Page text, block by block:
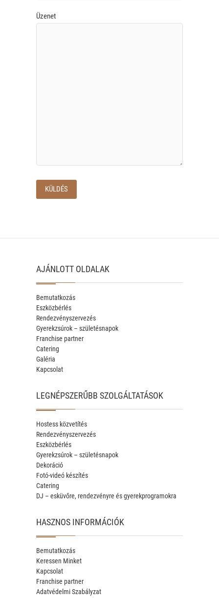
Üzenet
AJÁNLOTT OLDALAK
Bemutatkozás
Eszközbérlés
Rendezvényszervezés
Gyerekzsúrok – születésnapok
Franchise partner
Catering
Galéria
Kapcsolat
LEGNÉPSZERŰBB SZOLGÁLTATÁSOK
Hostess közvetítés
Rendezvényszervezés
Eszközbérlés
Gyerekzsúrok – születésnapok
Dekoráció
Fotó-videó készítés
Catering
DJ – esküvőre, rendezvényre és gyerekprogramokra
HASZNOS INFORMÁCIÓK
Bemutatkozás
Keressen Minket
Kapcsolat
Franchise partner
Adatvédelmi Szabályzat